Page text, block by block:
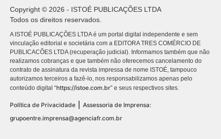
Copyright © 2026 - ISTOÉ PUBLICAÇÕES LTDA
Todos os direitos reservados.
A ISTOÉ PUBLICAÇÕES LTDA é um portal digital independente e sem
vinculação editorial e societária com a EDITORA TRES COMÉRCIO DE
PUBLICACÕES LTDA (recuperação judicial). Informamos também que não
realizamos cobranças e que também não oferecemos cancelamento do
contrato de assinatura da revista impressa de nome ISTOÉ, tampouco
autorizamos terceiros a fazê-lo, nos responsabilizamos apenas pelo
conteúdo digital “https://istoe.com.br” e seus respectivos sites.
Política de Privacidade
Assessoria de Imprensa:
grupoentre.imprensa@agenciafr.com.br